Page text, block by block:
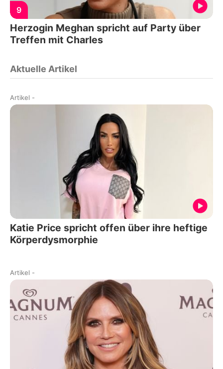
9
Herzogin Meghan spricht auf Party über
Treffen mit Charles
Aktuelle Artikel
Artikel -
Katie Price spricht offen über ihre heftige
Körperdysmorphie
Artikel -